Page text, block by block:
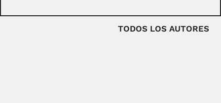
TODOS LOS AUTORES